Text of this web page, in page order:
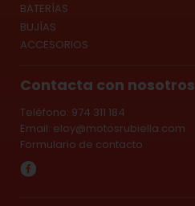
BATERÍAS
BUJÍAS
ACCESORIOS
Contacta con nosotros
Teléfono: 974 311 184
Email: eloy@motosrubiella.com
Formulario de contacto